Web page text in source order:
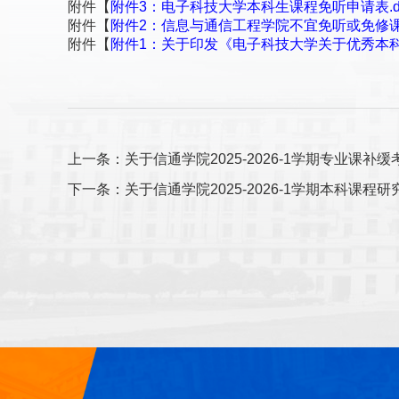
附件【 附件3：电子科技大学本科生课程免听申请表
附件【 附件2：信息与通信工程学院不宜免听或免修
附件【 附件1：关于印发《电子科技大学关于优秀
上一条：关于信通学院2025-2026-1学期专业课补缓
下一条：关于信通学院2025-2026-1学期本科课程研